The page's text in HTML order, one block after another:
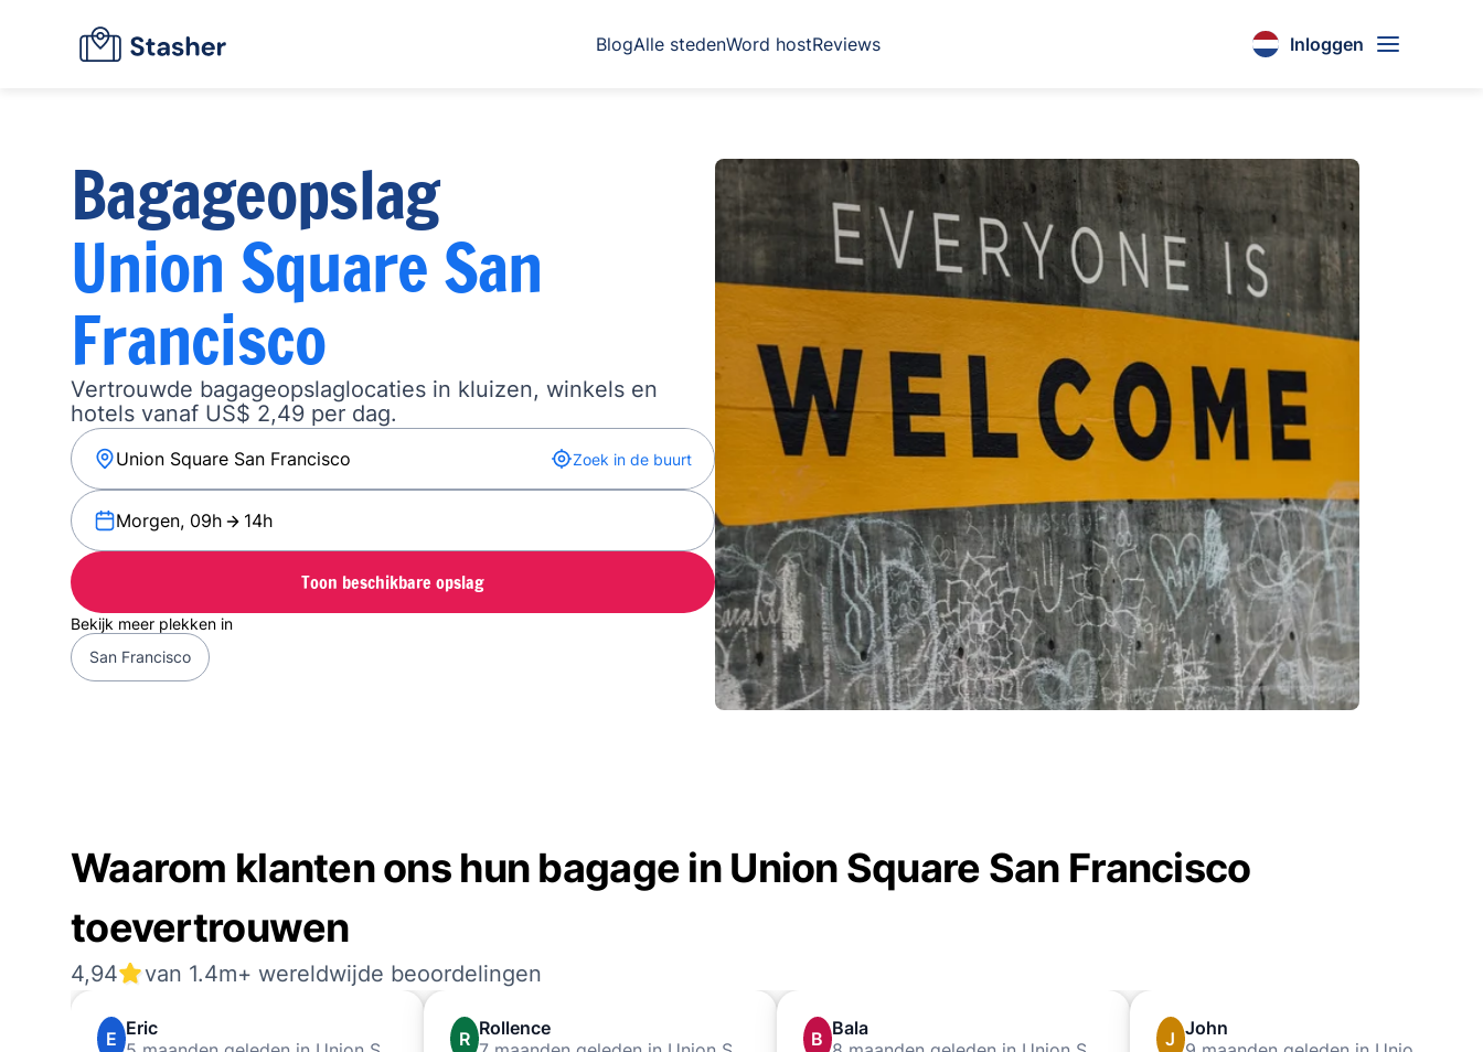
BlogAlle stedenWord hostReviews Inloggen
Bagageopslag
Union Square San
Francisco
Vertrouwde bagageopslaglocaties in kluizen, winkels en
hotels vanaf US$ 2,49 per dag.
Zoek in de buurt
Morgen, 09h 14h
Toon beschikbare opslag
Bekijk meer plekken in
San Francisco
Waarom klanten ons hun bagage in Union Square San Francisco
toevertrouwen
4,94 van 1.4m+ wereldwijde beoordelingen
E Eric
R Rollence
B Bala
J John